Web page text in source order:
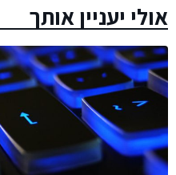
אולי יעניין אותך